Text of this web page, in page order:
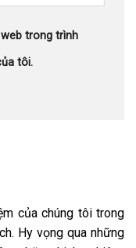
trong trình
tôi.
của chúng tôi trong
Hy vọng qua những